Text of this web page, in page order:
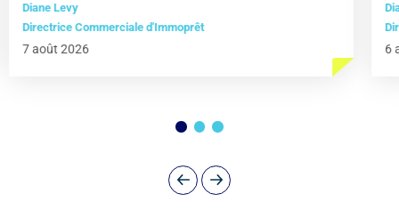
Diane Levy
Directrice Commerciale d'Immoprêt
7 août 2026 6